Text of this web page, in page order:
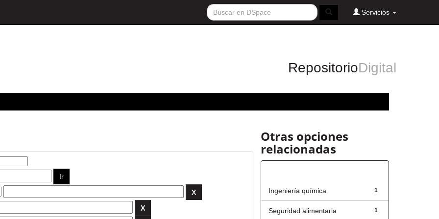
Servicios
RepositorioDigital
Otras opciones
relacionadas
1
Ingeniería química
1
Seguridad alimentaria